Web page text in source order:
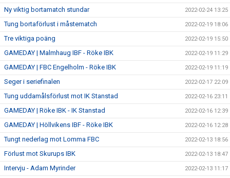
Ny viktig bortamatch stundar 2022-02-24 13:25
Tung bortaförlust i måstematch 2022-02-19 18:06
Tre viktiga poäng 2022-02-19 15:50
GAMEDAY | Malmhaug IBF - Röke IBK 2022-02-19 11:29
GAMEDAY | FBC Engelholm - Röke IBK 2022-02-19 11:19
Seger i seriefinalen 2022-02-17 22:09
Tung uddamålsförlust mot IK Stanstad 2022-02-16 23:11
GAMEDAY | Röke IBK - IK Stanstad 2022-02-16 12:39
GAMEDAY | Höllvikens IBF - Röke IBK 2022-02-16 12:28
Tungt nederlag mot Lomma FBC 2022-02-13 18:56
Förlust mot Skurups IBK 2022-02-13 18:47
Intervju - Adam Myrinder 2022-02-13 11:17